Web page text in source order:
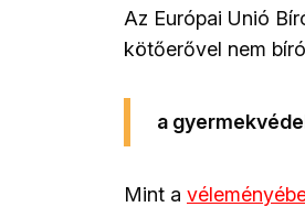
Az Európai Unió
kötőerővel nem
a
Mint a